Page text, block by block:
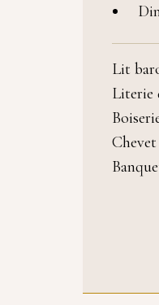
Lit
Literie